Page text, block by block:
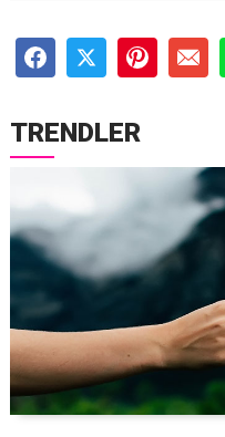
TRENDLER